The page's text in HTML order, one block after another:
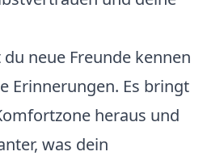
neue Freunde kennen
Erinnerungen. Es bringt
heraus und
was dein